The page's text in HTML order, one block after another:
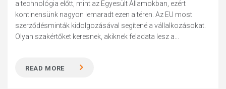
a technológia előtt, mint az Egyesült Államokban, ezért
kontinensünk nagyon lemaradt ezen a téren. Az EU most
szerződésminták kidolgozásával segítené a vállalkozásokat.
Olyan szakértőket keresnek, akiknek feladata lesz a...
READ MORE